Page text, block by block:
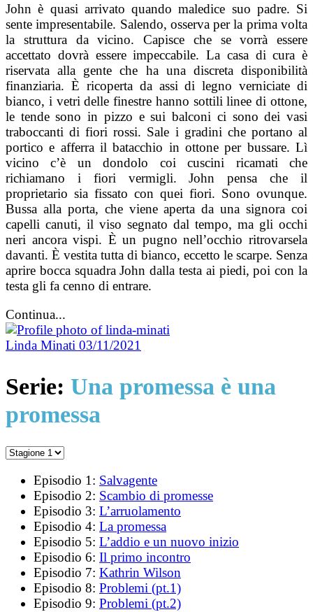
John è quasi arrivato quando maledice suo padre. Si
sente impresentabile. Salendo, osserva per la prima volta
la struttura da vicino. Capisce che se vorrà essere
accettato dovrà essere impeccabile. La casa di cura è
riservata alla gente che ha una discreta disponibilità
finanziaria. È ricoperta da assi di legno verniciate di
bianco, i vetri delle finestre hanno sottili linee di ottone,
le tende sono in pizzo e sui balconi ci sono dei vasi
traboccanti di fiori rossi. Sale i gradini che portano al
portico e afferra il batacchio in ottone per bussare. Lì
vicino c’è un dondolo coi cuscini ricamati che
richiamano i fiori vermigli. John pensa che il
proprietario sia fissato con quei fiori. Sono ovunque.
Bussa alla porta, che viene aperta da una signora coi
capelli canuti, il viso segnato dal tempo, ma gli occhi
neri ancora vispi. È un pugno nell’occhio ritrovarsela
davanti. È vestita tutta di bianco, eccetto le scarpe. Senza
aprire bocca squadra John dalla testa ai piedi, poi con la
testa gli fa cenno di entrare.
Continua...
Linda Minati 03/11/2021
Serie: Una promessa è una
promessa
Episodio 1: Salvagente
Episodio 2: Scambio di promesse
Episodio 3: L’arruolamento
Episodio 4: La promessa
Episodio 5: L’addio e un nuovo inizio
Episodio 6: Il primo incontro
Episodio 7: Kathrin Wilson
Episodio 8: Problemi (pt.1)
Episodio 9: Problemi (pt.2)